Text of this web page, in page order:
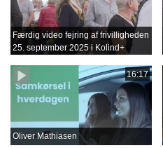
Færdig video fejring af frivilligheden
25. september 2025 i Kolind+
16:17
Oliver Mathiasen